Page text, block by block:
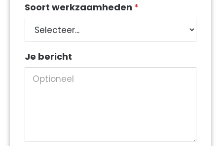
Soort werkzaamheden *
werkzaamheden
Je bericht